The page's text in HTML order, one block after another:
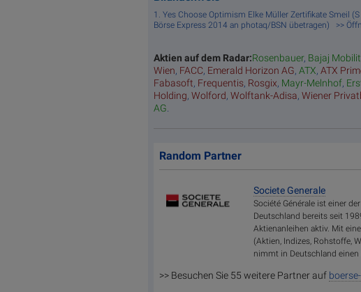
1. Yes Choose Optimism Elke Müller Zertifikate Smeil
Börse Express 2014 an photaq/BSN übetragen) >>
Aktien auf dem Radar:Rosenbauer, Bajaj
Wien, FACC, Emerald Horizon AG, ATX, ATX
Fabasoft, Frequentis, Rosgix, Mayr-Melnhof,
Holding, Wolford, Wolftank-Adisa, Wiener
AG
Random Partner
Societe Generale
Société Générale ist einer
Deutschland bereits seit
Aktienanleihen aktiv. Mit
(Aktien, Indizes, Rohstoffe,
nimmt in Deutschland einen
>> Besuchen Sie 55 weitere Partner auf